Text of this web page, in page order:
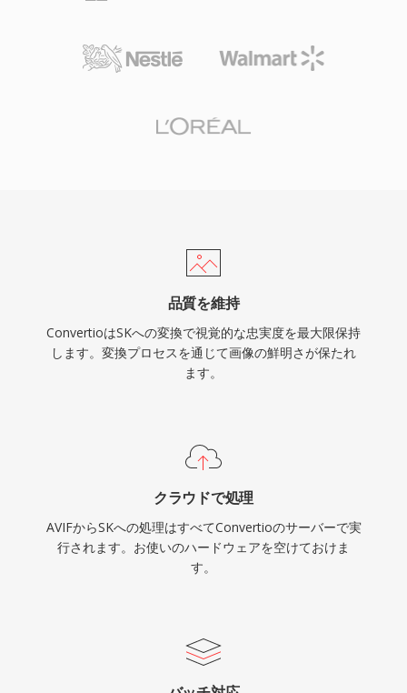
品質を維持
ConvertioはSKへの変換で視覚的な忠実度を最大限保持
します。変換プロセスを通じて画像の鮮明さが保たれ
ます。
クラウドで処理
AVIFからSKへの処理はすべてConvertioのサーバーで実
行されます。お使いのハードウェアを空けておけま
す。